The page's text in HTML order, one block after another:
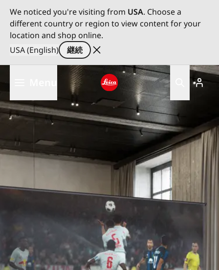
We noticed you're visiting from USA. Choose a
different country or region to view content for your
location and shop online.
USA (English)
継続
コ
ン
ツ
動
Leica logo - Home